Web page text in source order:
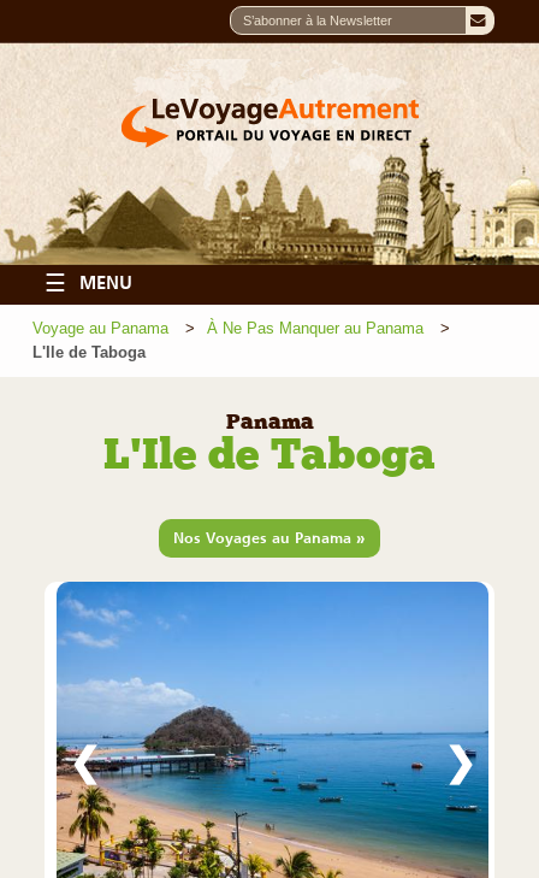
☰ MENU
Voyage au Panama
À Ne Pas Manquer au Panama
L'Ile de Taboga
Panama
L'Ile de Taboga
Nos Voyages au Panama »
❮ ❯